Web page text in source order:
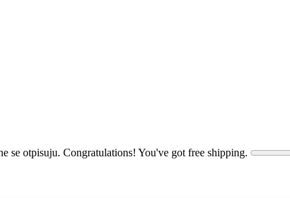
se otpisuju. Congratulations! You've got free shipping.